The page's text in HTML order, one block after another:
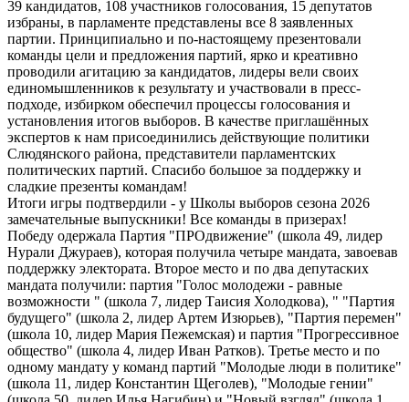
39 кандидатов, 108 участников голосования, 15 депутатов
избраны, в парламенте представлены все 8 заявленных
партии. Принципиально и по-настоящему презентовали
команды цели и предложения партий, ярко и креативно
проводили агитацию за кандидатов, лидеры вели своих
единомышленников к результату и участвовали в пресс-
подходе, избирком обеспечил процессы голосования и
установления итогов выборов. В качестве приглашённых
экспертов к нам присоединились действующие политики
Слюдянского района, представители парламентских
политических партий. Спасибо большое за поддержку и
сладкие презенты командам!
Итоги игры подтвердили - у Школы выборов сезона 2026
замечательные выпускники! Все команды в призерах!
Победу одержала Партия "ПРОдвижение" (школа 49, лидер
Нурали Джураев), которая получила четыре мандата, завоевав
поддержку электората. Второе место и по два депутаских
мандата получили: партия "Голос молодежи - равные
возможности " (школа 7, лидер Таисия Холодкова), " "Партия
будущего" (школа 2, лидер Артем Изюрьев), "Партия перемен"
(школа 10, лидер Мария Пежемская) и партия "Прогрессивное
общество" (школа 4, лидер Иван Ратков). Третье место и по
одному мандату у команд партий "Молодые люди в политике"
(школа 11, лидер Константин Щеголев), "Молодые гении"